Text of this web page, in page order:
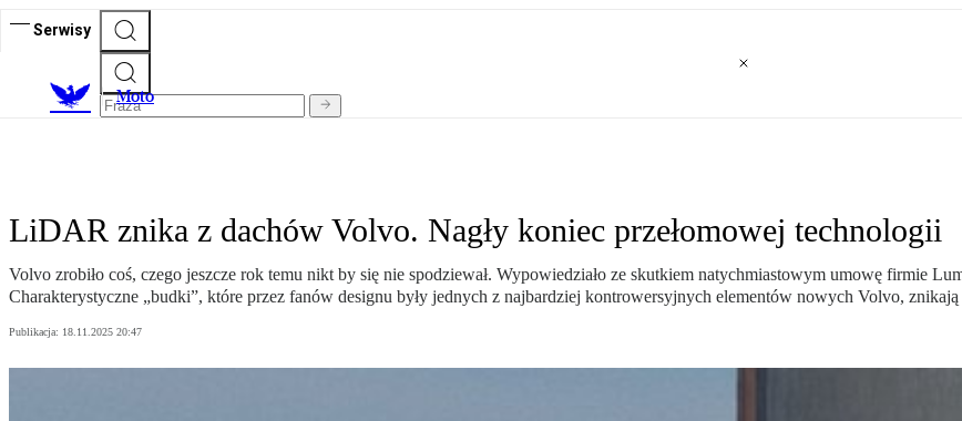
Serwisy
Moto
LiDAR znika z dachów Volvo. Nagły koniec przełomowej technologii
Volvo zrobiło coś, czego jeszcze rok temu nikt by się nie spodziewał. Wypowiedziało ze skutkiem natychmiastowym umowę firmie
Charakterystyczne „budki”, które przez fanów designu były jednych z najbardziej kontrowersyjnych elementów nowych Volvo,
Publikacja: 18.11.2025 20:47